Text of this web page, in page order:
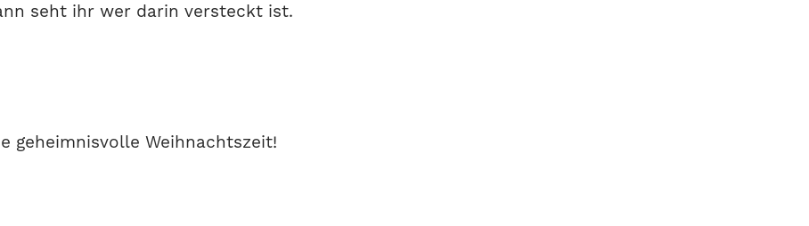
seht ihr wer darin versteckt ist.
geheimnisvolle Weihnachtszeit!